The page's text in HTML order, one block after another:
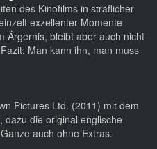
des Kinofilms in sträflicher
exzellenter Momente
Ärgernis, bleibt aber auch nicht
Man kann ihn, man muss
Pictures Ltd. (2011) mit dem
dazu die original englische
auch ohne Extras.